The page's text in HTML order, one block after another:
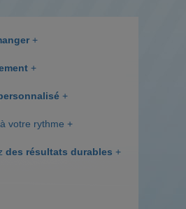
+
+
+
votre rythme +
des résultats durables +